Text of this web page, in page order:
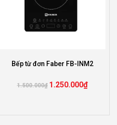
Bếp từ đơn Faber FB-INM2
1.500.000₫ 1.250.000₫